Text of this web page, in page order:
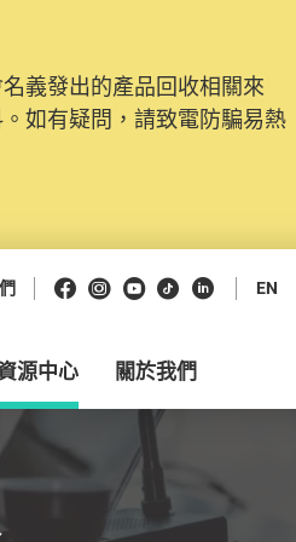
義發出的產品回收相關來
如有疑問，請致電防騙易熱
Facebook
Instagram
Youtube
抖音領英 EN
源中心 關於我們